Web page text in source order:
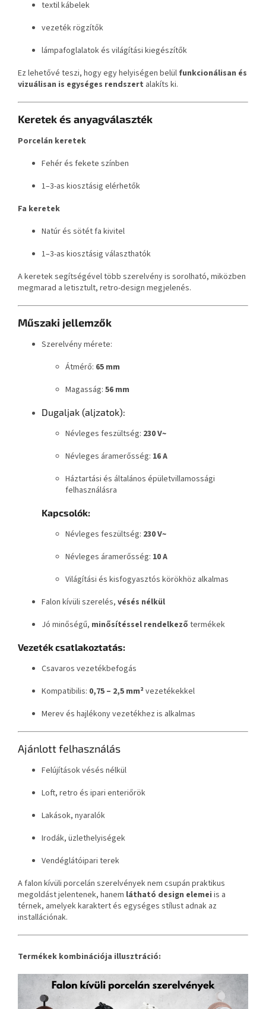
textil kábelek
vezeték rögzítők
lámpafoglalatok és világítási kiegészítők
Ez lehetővé teszi, hogy egy helyiségen belül funkcionálisan és
vizuálisan is egységes rendszert alakíts ki.
Keretek és anyagválaszték
Porcelán keretek
Fehér és fekete színben
1–3-as kiosztásig elérhetők
Fa keretek
Natúr és sötét fa kivitel
1–3-as kiosztásig választhatók
A keretek segítségével több szerelvény is sorolható, miközben
megmarad a letisztult, retro-design megjelenés.
Műszaki jellemzők
Szerelvény mérete:
Átmérő: 65 mm
Magasság: 56 mm
Dugaljak (aljzatok):
Névleges feszültség: 230 V~
Névleges áramerősség: 16 A
Háztartási és általános épületvillamossági
felhasználásra
Kapcsolók:
Névleges feszültség: 230 V~
Névleges áramerősség: 10 A
Világítási és kisfogyasztós körökhöz alkalmas
Falon kívüli szerelés, vésés nélkül
Jó minőségű, minősítéssel rendelkező termékek
Vezeték csatlakoztatás:
Csavaros vezetékbefogás
Kompatibilis: 0,75 – 2,5 mm²vezetékekkel
Merev és hajlékony vezetékhez is alkalmas
Ajánlott felhasználás
Felújítások vésés nélkül
Loft, retro és ipari enteriőrök
Lakások, nyaralók
Irodák, üzlethelyiségek
Vendéglátóipari terek
A falon kívüli porcelán szerelvények nem csupán praktikus
megoldást jelentenek, hanem látható design elemei is a
térnek, amelyek karaktert és egységes stílust adnak az
installációnak.
Termékek kombinációja illusztráció: